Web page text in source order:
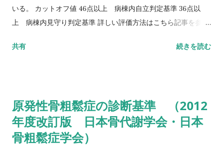
いる。 カットオフ値 46点以上 病棟内自立判定基準 36点以
上 病棟内見守り判定基準 詳しい評価方法はこちら記事を参照
TUG（Timed Up to Go）テスト 方法 肘掛つきの椅子から立
詳しい評価方法はこちら記事を参照して下さい↓ タイムアップ
アンドゴーテスト TUG:Timed Up & Go Test 10m歩行テスト
方法 助走路（各3m）を含めた約16m（直線歩行路）を歩行し、
共有 続きを読む
原発性骨粗鬆症の診断基準 （2012
年度改訂版 日本骨代謝学会・日本
骨粗鬆症学会）